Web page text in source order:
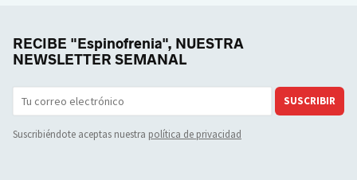
RECIBE "Espinofrenia", NUESTRA
NEWSLETTER SEMANAL
SUSCRIBIR
Suscribiéndote aceptas nuestra política de privacidad